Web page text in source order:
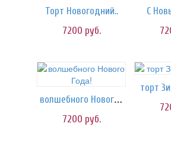
Торт Новогодний..
7200 руб.
С
волшебного Нового Года!
7200 руб.
торт